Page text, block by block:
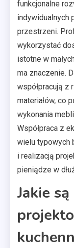
funkcjonalne
indywidualnych
przestrzeni.
wykorzystać
istotne w
ma znaczenie.
współpracują z
materiałów, co
wykonania
Współpraca z
wielu typowych
i realizacją
pieniądze w
Jakie